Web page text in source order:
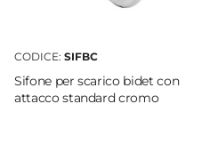
CODICE: SIFBC
Sifone per scarico bidet con
attacco standard cromo